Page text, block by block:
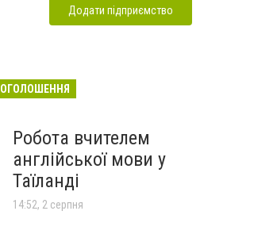
Додати підприємство
ОГОЛОШЕННЯ
Робота вчителем
англійської мови у
Таїланді
14:52, 2 серпня